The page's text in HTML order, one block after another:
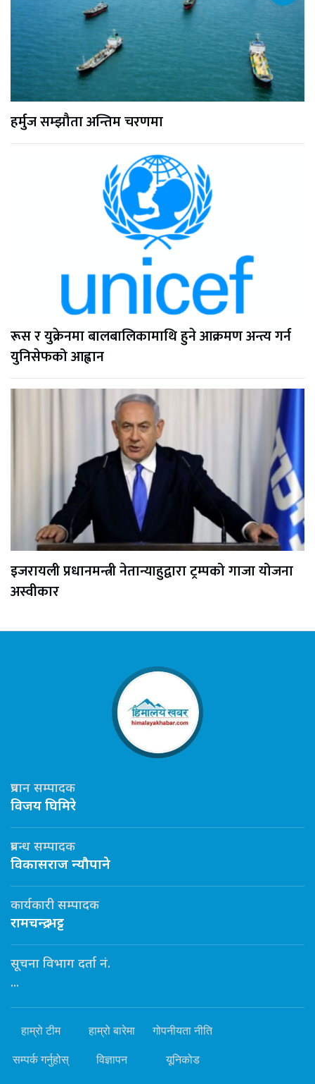
हर्मुज सम्झौता अन्तिम चरणमा
रूस र युक्रेनमा बालबालिकामाथि हुने आक्रमण अन्त्य गर्न
युनिसेफको आह्वान
इजरायली प्रधानमन्त्री नेतान्याहुद्वारा ट्रम्पको गाजा योजना
अस्वीकार
प्रधान सम्पादक
विजय घिमिरे
प्रबन्ध सम्पादक
विकासराज न्यौपाने
कार्यकारी सम्पादक
रामचन्द्र भट्ट
सूचना विभाग दर्ता नं.
...
हाम्रो टीम हाम्रो बारेमा गोपनीयता नीति
सम्पर्क गर्नुहोस् विज्ञापन यूनिकोड